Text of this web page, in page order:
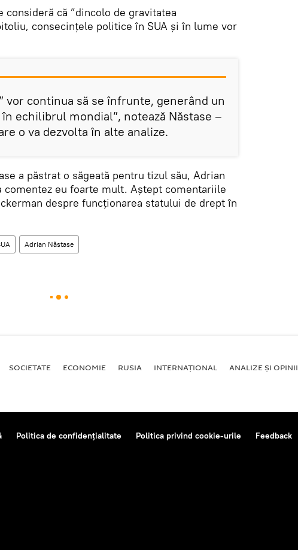
consideră că ”dincolo de gravitatea
consecințele politice în SUA și în lume vor
vor continua să se înfrunte, generând un
echilibrul mondial”, notează Năstase –
o va dezvolta în alte analize.
a păstrat o săgeată pentru tizul său, Adrian
comentez eu foarte mult. Aștept comentariile
despre funcționarea statului de drept în
Adrian Năstase
SOCIETATE ECONOMIE RUSIA INTERNAŢIONAL ANALIZE ȘI OPINII
Politica de confidențialitate Politica privind cookie-urile Feedback